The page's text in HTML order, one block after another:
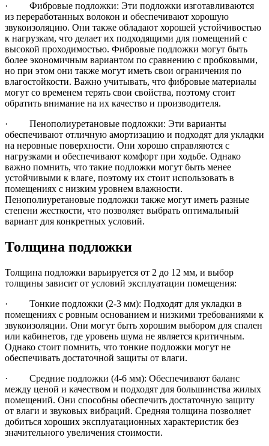
· Фибровые подложки: Эти подложки изготавливаются
из переработанных волокон и обеспечивают хорошую
звукоизоляцию. Они также обладают хорошей устойчивостью
к нагрузкам, что делает их подходящими для помещений с
высокой проходимостью. Фибровые подложки могут быть
более экономичным вариантом по сравнению с пробковыми,
но при этом они также могут иметь свои ограничения по
влагостойкости. Важно учитывать, что фибровые материалы
могут со временем терять свои свойства, поэтому стоит
обратить внимание на их качество и производителя.
· Пенополиуретановые подложки: Эти варианты
обеспечивают отличную амортизацию и подходят для укладки
на неровные поверхности. Они хорошо справляются с
нагрузками и обеспечивают комфорт при ходьбе. Однако
важно помнить, что такие подложки могут быть менее
устойчивыми к влаге, поэтому их стоит использовать в
помещениях с низким уровнем влажности.
Пенополиуретановые подложки также могут иметь разные
степени жесткости, что позволяет выбрать оптимальный
вариант для конкретных условий.
Толщина подложки
Толщина подложки варьируется от 2 до 12 мм, и выбор
толщины зависит от условий эксплуатации помещения:
· Тонкие подложки (2-3 мм): Подходят для укладки в
помещениях с ровным основанием и низкими требованиями к
звукоизоляции. Они могут быть хорошим выбором для спален
или кабинетов, где уровень шума не является критичным.
Однако стоит помнить, что тонкие подложки могут не
обеспечивать достаточной защиты от влаги.
· Средние подложки (4-6 мм): Обеспечивают баланс
между ценой и качеством и подходят для большинства жилых
помещений. Они способны обеспечить достаточную защиту
от влаги и звуковых вибраций. Средняя толщина позволяет
добиться хороших эксплуатационных характеристик без
значительного увеличения стоимости.